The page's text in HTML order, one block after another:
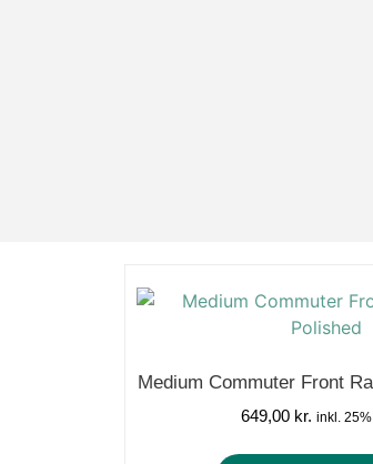
Medium Commuter Front
649,00 kr. inkl.